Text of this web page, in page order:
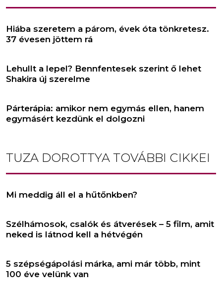
Hiába szeretem a párom, évek óta tönkretesz.
37 évesen jöttem rá
Lehullt a lepel? Bennfentesek szerint ő lehet
Shakira új szerelme
Párterápia: amikor nem egymás ellen, hanem
egymásért kezdünk el dolgozni
TUZA DOROTTYA TOVÁBBI CIKKEI
Mi meddig áll el a hűtőnkben?
Szélhámosok, csalók és átverések – 5 film, amit
neked is látnod kell a hétvégén
5 szépségápolási márka, ami már több, mint
100 éve velünk van